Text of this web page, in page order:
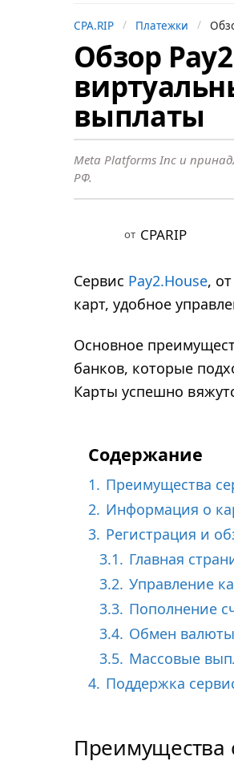
CPA.RIP Платежки
2
о
д
а
н
а
з
г
о
а
н
а
Обзор
выплаты
Meta Platforms Inc и
РФ.
от CPARIP
Сервис Pay2.House,
карт, удобное
Основное
банков, которые
Карты успешно
Содержание
1. Преимущества
2. Информация о
3. Регистрация и
3.1. Главная
3.2. Управление
3.3. Пополнение
3.4. Обмен валюты
3.5. Массовые
4. Поддержка
Преимущества